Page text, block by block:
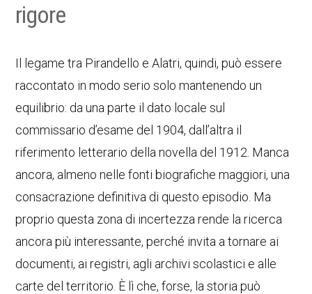
rigore
Il legame tra Pirandello e Alatri, quindi, può essere
raccontato in modo serio solo mantenendo un
equilibrio: da una parte il dato locale sul
commissario d’esame del 1904, dall’altra il
riferimento letterario della novella del 1912. Manca
ancora, almeno nelle fonti biografiche maggiori, una
consacrazione definitiva di questo episodio. Ma
proprio questa zona di incertezza rende la ricerca
ancora più interessante, perché invita a tornare ai
documenti, ai registri, agli archivi scolastici e alle
carte del territorio. È lì che, forse, la storia può